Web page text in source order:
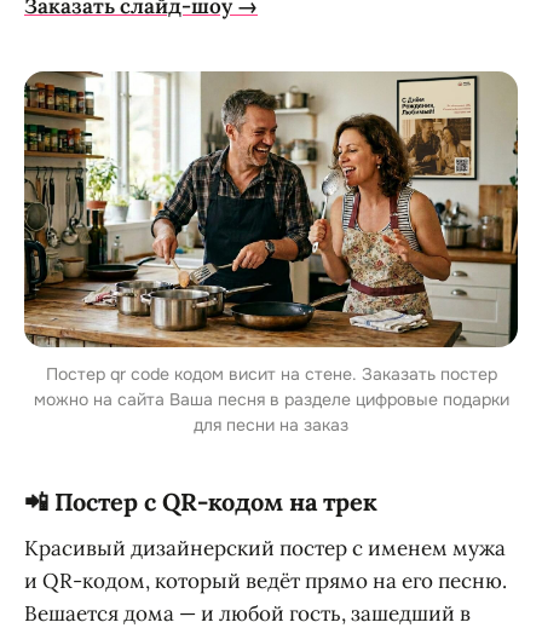
Заказать слайд-шоу →
Постер qr code кодом висит на стене. Заказать постер
можно на сайта Ваша песня в разделе цифровые подарки
для песни на заказ
📲 Постер с QR-кодом на трек
Красивый дизайнерский постер с именем мужа
и QR-кодом, который ведёт прямо на его песню.
Вешается дома — и любой гость, зашедший в